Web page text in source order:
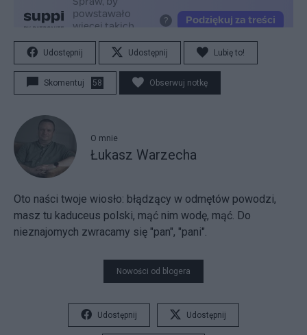
Udostępnij Udostępnij Lubię to!
Skomentuj 58 Obserwuj notkę
O mnie
Łukasz Warzecha
Oto naści twoje wiosło: błądzący w odmętów powodzi,
masz tu kaduceus polski, mąć nim wodę, mąć. Do
nieznajomych zwracamy się "pan", "pani".
Nowości od blogera
Udostępnij Udostępnij